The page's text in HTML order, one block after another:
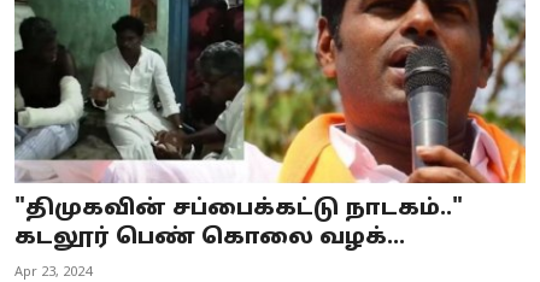
"திமுகவின் சப்பைக்கட்டு நாடகம்.."
கடலூர் பெண் கொலை வழக்...
Apr 23, 2024